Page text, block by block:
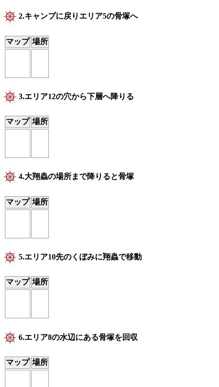
2.キャンプに戻りエリア5の骨塚へ
マップ 場所
3.エリア12の穴から下層へ降りる
マップ 場所
4.大翔蟲の場所まで降りると骨塚
マップ 場所
5.エリア10先のくぼみに翔蟲で移動
マップ 場所
6.エリア8の水辺にある骨塚を回収
マップ 場所